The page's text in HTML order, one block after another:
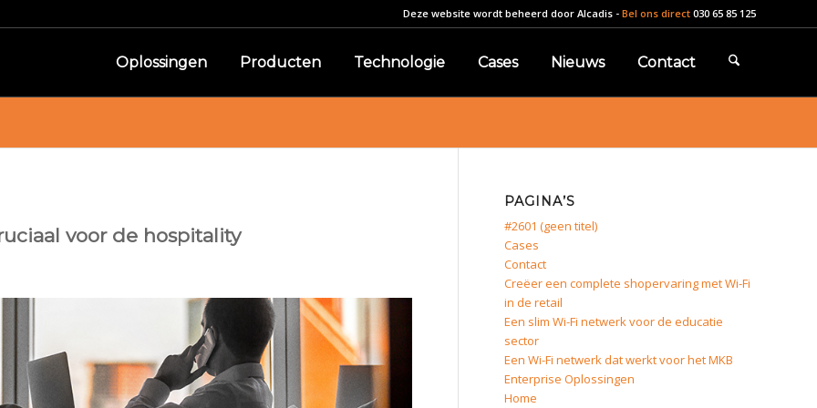
Deze website wordt beheerd door Alcadis - Bel ons direct 030 65 85 125
Oplossingen Producten Technologie Cases Nieuws Contact
voor de hospitality
PAGINA’S
#2601 (geen titel)
Cases
Contact
Creëer een complete shopervaring met Wi-Fi
in de retail
Een slim Wi-Fi netwerk voor de educatie
sector
Een Wi-Fi netwerk dat werkt voor het MKB
Enterprise Oplossingen
Home